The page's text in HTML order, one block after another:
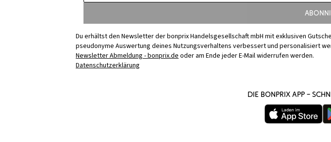
Du erhältst den Newsletter der bonprix Handelsgesellschaft mbH mit exklusiven
pseudonyme Auswertung deines Nutzungsverhaltens verbessert und personalisiert
Newsletter Abmeldung - bonprix.deoder am Ende jeder E-Mail widerrufen werden.
Datenschutzerklärung
Die bonprix App –